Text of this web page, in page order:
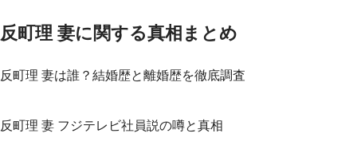
反町理 妻に関する真相まとめ
反町理 妻は誰？結婚歴と離婚歴を徹底調査
反町理 妻 フジテレビ社員説の噂と真相